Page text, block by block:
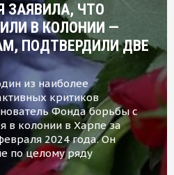
ЗАЯВИЛА, ЧТО
В КОЛОНИИ —
ПОДТВЕРДИЛИ ДВЕ
из наиболее
критиков
Фонда борьбы с
в колонии в Харпе за
2024 года. Он
по целому ряду